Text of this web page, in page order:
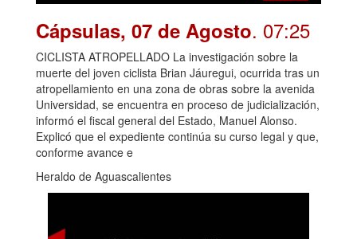
Cápsulas, 07 de Agosto. 07:25
CICLISTA ATROPELLADO La investigación sobre la
muerte del joven ciclista Brian Jáuregui, ocurrida tras un
atropellamiento en una zona de obras sobre la avenida
Universidad, se encuentra en proceso de judicialización,
informó el fiscal general del Estado, Manuel Alonso.
Explicó que el expediente continúa su curso legal y que,
conforme avance e
Heraldo de Aguascalientes